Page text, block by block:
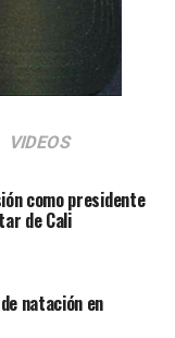
VIDEOS
como presidente
de Cali
natación en